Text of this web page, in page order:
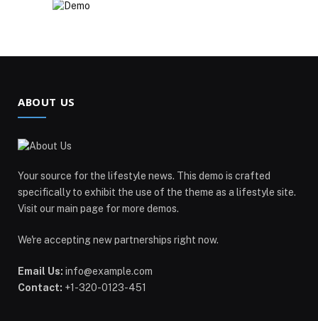
ABOUT US
Your source for the lifestyle news. This demo is crafted
specifically to exhibit the use of the theme as a lifestyle site.
Visit our main page for more demos.
We're accepting new partnerships right now.
Email Us: info@example.com
Contact: +1-320-0123-451